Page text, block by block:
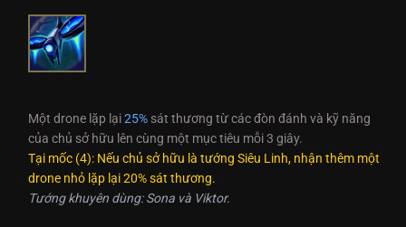
Một drone lặp lại25% sát thương từ các đòn đánh và kỹ năng
của chủ sở hữu lên cùng một mục tiêu mỗi 3 giây.
Tại mốc (4): Nếu chủ sở hữu là tướng Siêu Linh, nhận thêm một
drone nhỏ lặp lại 20% sát thương.
Tướng khuyên dùng: Sona và Viktor.